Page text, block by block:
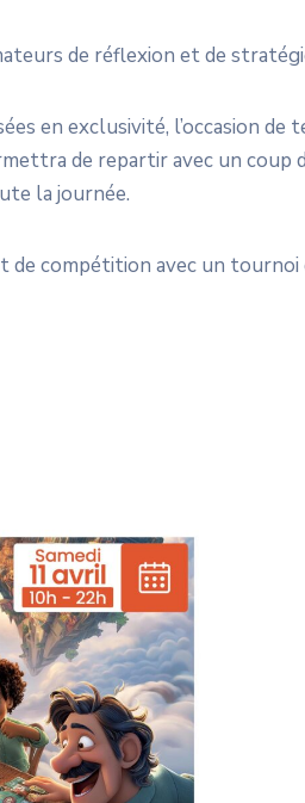
de réflexion et de
en exclusivité, l’occasion
de repartir avec un coup
la journée.
de compétition avec un